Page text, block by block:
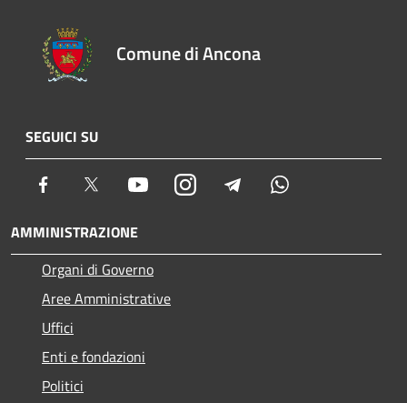
Comune di Ancona
SEGUICI SU
Facebook Twitter YoutubeInstagram Telegram
AMMINISTRAZIONE
Organi di Governo
Aree Amministrative
Uffici
Enti e fondazioni
Politici